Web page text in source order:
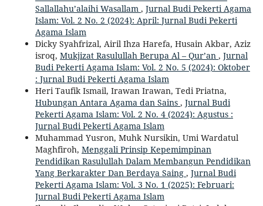
Sallallahu’alaihi Wasallam , Jurnal Budi Pekerti Agama
Islam: Vol. 2 No. 2 (2024): April: Jurnal Budi Pekerti
Agama Islam
Dicky Syahfrizal, Airil Ihza Harefa, Husain Akbar, Aziz
isroq, Mukjizat Rasulullah Berupa Al – Qur’an , Jurnal
Budi Pekerti Agama Islam: Vol. 2 No. 5 (2024): Oktober
: Jurnal Budi Pekerti Agama Islam
Heri Taufik Ismail, Irawan Irawan, Tedi Priatna,
Hubungan Antara Agama dan Sains , Jurnal Budi
Pekerti Agama Islam: Vol. 2 No. 4 (2024): Agustus :
Jurnal Budi Pekerti Agama Islam
Muhammad Yusron, Muhk Nursikin, Umi Wardatul
Maghfiroh, Menggali Prinsip Kepemimpinan
Pendidikan Rasulullah Dalam Membangun Pendidikan
Yang Berkarakter Dan Berdaya Saing , Jurnal Budi
Pekerti Agama Islam: Vol. 3 No. 1 (2025): Februari:
Jurnal Budi Pekerti Agama Islam